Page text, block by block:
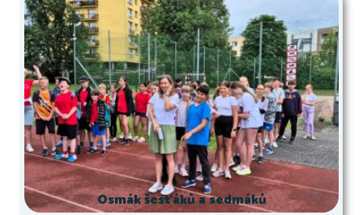
Osmák šesťáků a sedmáků